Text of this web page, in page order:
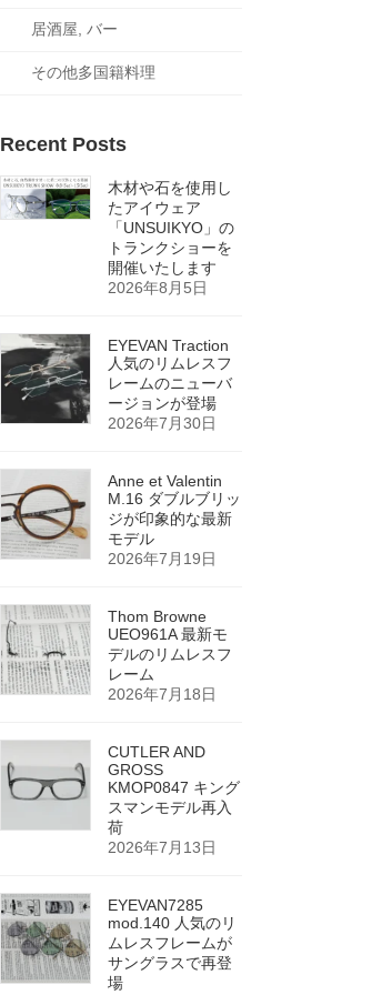
居酒屋, バー
その他多国籍料理
Recent Posts
木材や石を使用し
たアイウェア
「UNSUIKYO」の
トランクショーを
開催いたします
2026年8月5日
EYEVAN Traction
人気のリムレスフ
レームのニューバ
ージョンが登場
2026年7月30日
Anne et Valentin
M.16 ダブルブリッ
ジが印象的な最新
モデル
2026年7月19日
Thom Browne
UEO961A 最新モ
デルのリムレスフ
レーム
2026年7月18日
CUTLER AND
GROSS
KMOP0847 キング
スマンモデル再入
荷
2026年7月13日
EYEVAN7285
mod.140 人気のリ
ムレスフレームが
サングラスで再登
場